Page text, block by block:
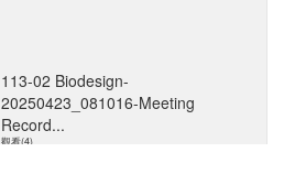
113-02 Biodesign-
20250423_081016-Meeting
Record...
觀看(4)